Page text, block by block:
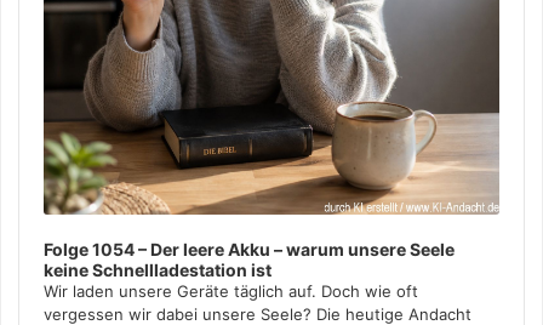
Folge 1054 – Der leere Akku – warum unsere Seele
keine Schnellladestation ist
Wir laden unsere Geräte täglich auf. Doch wie oft
vergessen wir dabei unsere Seele? Die heutige Andacht